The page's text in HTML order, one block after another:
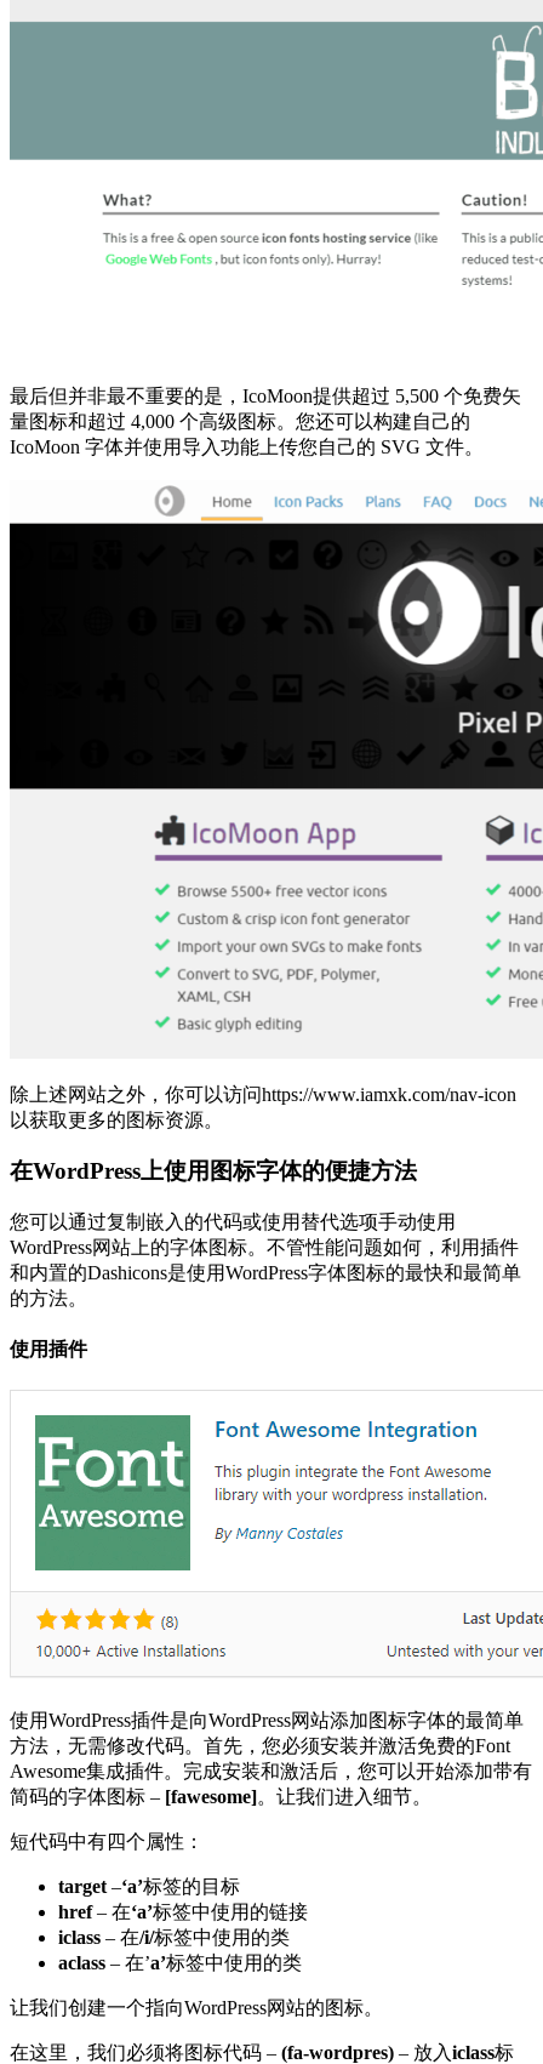
最后但并非最不重要的是，IcoMoon提供超过 5,500 个免费矢
量图标和超过 4,000 个高级图标。您还可以构建自己的
IcoMoon 字体并使用导入功能上传您自己的 SVG 文件。
除上述网站之外，你可以访问https://www.iamxk.com/nav-icon
以获取更多的图标资源。
在WordPress上使用图标字体的便捷方法
您可以通过复制嵌入的代码或使用替代选项手动使用
WordPress网站上的字体图标。不管性能问题如何，利用插件
和内置的Dashicons是使用WordPress字体图标的最快和最简单
的方法。
使用插件
使用WordPress插件是向WordPress网站添加图标字体的最简单
方法，无需修改代码。首先，您必须安装并激活免费的Font
Awesome集成插件。完成安装和激活后，您可以开始添加带有
简码的字体图标 – [fawesome]。让我们进入细节。
短代码中有四个属性：
target –‘a’标签的目标
href– 在‘a’标签中使用的链接
iclass – 在/i/标签中使用的类
aclass – 在’a’标签中使用的类
让我们创建一个指向WordPress网站的图标。
在这里，我们必须将图标代码 – (fa-wordpres) – 放入iclass标